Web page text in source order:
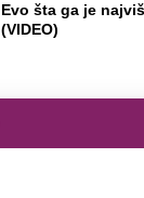
Evo šta ga je
(VIDEO)